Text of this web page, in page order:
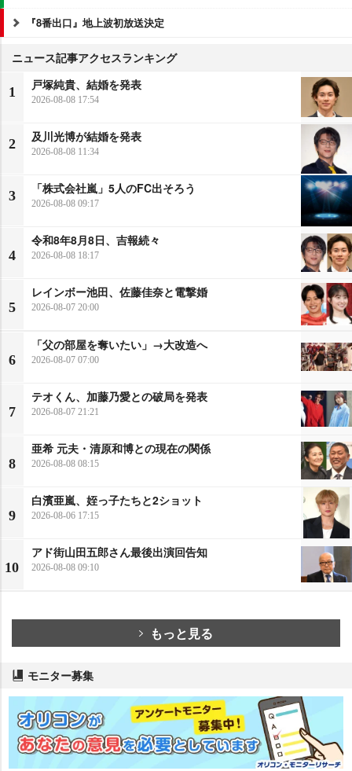
『8番出口』地上波初放送決定
ニュース記事アクセスランキング
1
戸塚純貴、結婚を発表
2026-08-08 17:54
2
及川光博が結婚を発表
2026-08-08 11:34
3
「株式会社嵐」5人のFC出そろう
2026-08-08 09:17
4
令和8年8月8日、吉報続々
2026-08-08 18:17
5
レインボー池田、佐藤佳奈と電撃婚
2026-08-07 20:00
6
「父の部屋を奪いたい」→大改造へ
2026-08-07 07:00
7
テオくん、加藤乃愛との破局を発表
2026-08-07 21:21
8
亜希 元夫・清原和博との現在の関係
2026-08-08 08:15
9
白濱亜嵐、姪っ子たちと2ショット
2026-08-06 17:15
10
アド街山田五郎さん最後出演回告知
2026-08-08 09:10
もっと見る
モニター募集